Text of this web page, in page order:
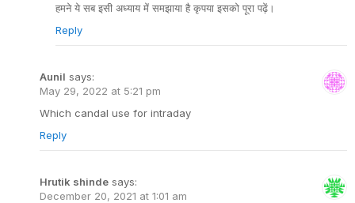
हमने ये सब इसी अध्याय में समझाया है कृपया इसको पूरा पढ़ें।
Reply
Aunil says:
May 29, 2022 at 5:21 pm
Which candal use for intraday
Reply
Hrutik shinde says:
December 20, 2021 at 1:01 am